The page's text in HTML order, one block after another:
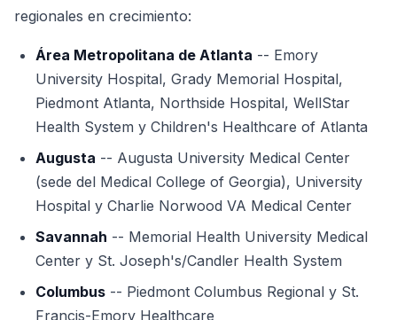
regionales en crecimiento:
Área Metropolitana de Atlanta -- Emory
University Hospital, Grady Memorial Hospital,
Piedmont Atlanta, Northside Hospital, WellStar
Health System y Children's Healthcare of Atlanta
Augusta -- Augusta University Medical Center
(sede del Medical College of Georgia), University
Hospital y Charlie Norwood VA Medical Center
Savannah -- Memorial Health University Medical
Center y St. Joseph's/Candler Health System
Columbus -- Piedmont Columbus Regional y St.
Francis-Emory Healthcare